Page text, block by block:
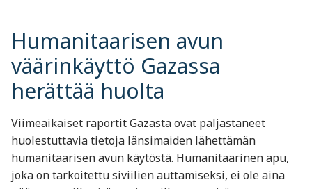
Humanitaarisen avun
väärinkäyttö Gazassa
herättää huolta
Viimeaikaiset raportit Gazasta ovat paljastaneet
huolestuttavia tietoja länsimaiden lähettämän
humanitaarisen avun käytöstä. Humanitaarinen apu,
joka on tarkoitettu siviilien auttamiseksi, ei ole aina